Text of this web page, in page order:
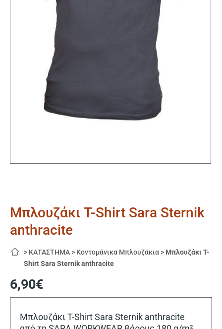
Μπλουζάκι T-Shirt Sara Sternik
anthracite
> ΚΑΤΑΣΤΗΜΑ > Κοντομάνικα Μπλουζάκια > Μπλουζάκι T-
Shirt Sara Sternik anthracite
6,90€
Μπλουζάκι T-Shirt Sara Sternik anthracite